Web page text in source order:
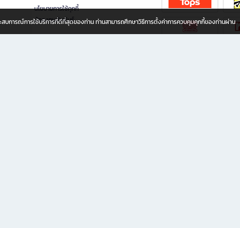
นโยบายการใช้คุกกี้
นักลงทุนสัมพันธ์
สบการณ์การใช้บริการที่ดีที่สุดของท่าน ท่านสามารถศึกษาวิธีการตั้งค่าการควบคุมคุกกี้ของท่านผ่าน